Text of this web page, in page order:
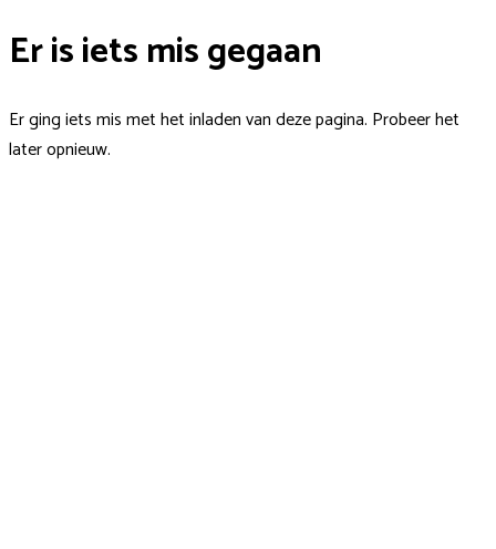
Er is iets mis gegaan
Er ging iets mis met het inladen van deze pagina. Probeer het
later opnieuw.